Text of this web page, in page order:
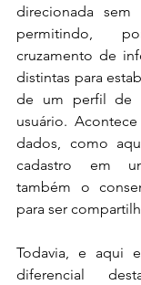
direcionada
permitindo,
cruzamento de
distintas para
de um perfil de
usuário.
dados, como
cadastro em
também o
para ser
Todavia, e aqui
diferencial